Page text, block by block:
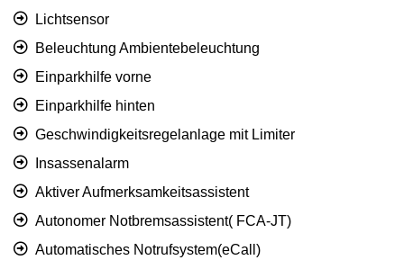
Lichtsensor
Beleuchtung Ambientebeleuchtung
Einparkhilfe vorne
Einparkhilfe hinten
Geschwindigkeitsregelanlage mit Limiter
Insassenalarm
Aktiver Aufmerksamkeitsassistent
Autonomer Notbremsassistent( FCA-JT)
Automatisches Notrufsystem(eCall)